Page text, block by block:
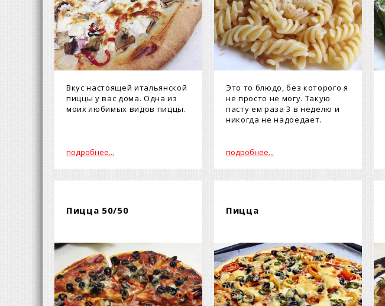
Вкус настоящей итальянской
пиццы у вас дома. Одна из
моих любимых видов пиццы.
подробнее...
Это то блюдо, без которого я
не просто не могу. Такую
пасту ем раза 3 в неделю и
никогда не надоедает.
подробнее...
Пицца 50/50 Пицца